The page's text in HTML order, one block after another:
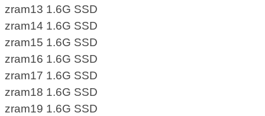
zram13 1.6G SSD
zram14 1.6G SSD
zram15 1.6G SSD
zram16 1.6G SSD
zram17 1.6G SSD
zram18 1.6G SSD
zram19 1.6G SSD